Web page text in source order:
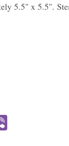
5.5" x 5.5".